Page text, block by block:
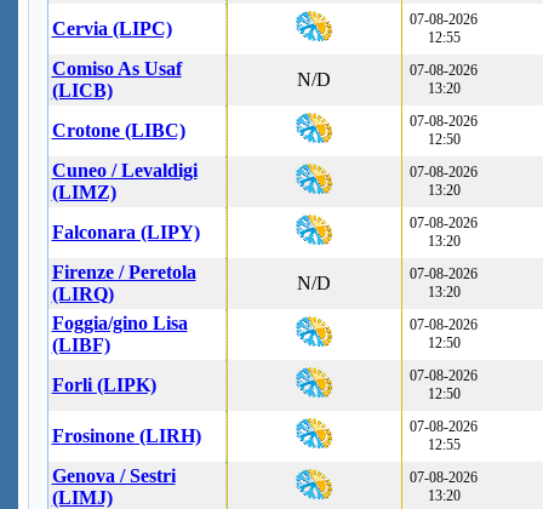
Cervia (LIPC)
07-08-2026
12:55
Comiso As Usaf
(LICB)
N/D
07-08-2026
13:20
Crotone (LIBC)
07-08-2026
12:50
Cuneo / Levaldigi
(LIMZ)
07-08-2026
13:20
Falconara (LIPY)
07-08-2026
13:20
Firenze / Peretola
(LIRQ)
N/D
07-08-2026
13:20
Foggia/gino Lisa
(LIBF)
07-08-2026
12:50
Forli (LIPK)
07-08-2026
12:50
Frosinone (LIRH)
07-08-2026
12:55
Genova / Sestri
(LIMJ)
07-08-2026
13:20